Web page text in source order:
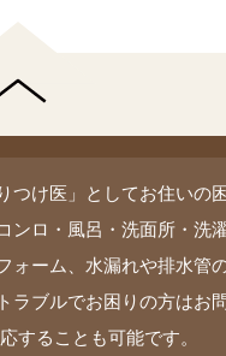
つけ医」としてお住いの
ンロ・風呂・洗面所・洗
ォーム、水漏れや排水管
ラブルでお困りの方はお
することも可能です。